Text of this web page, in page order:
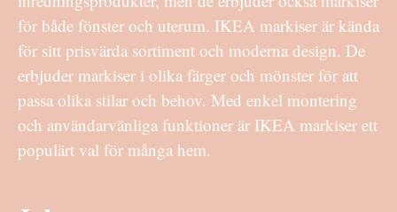
för både fönster och uterum. IKEA markiser är kända
för sitt prisvärda sortiment och moderna design. De
erbjuder markiser i olika färger och mönster för att
passa olika stilar och behov. Med enkel montering
och användarvänliga funktioner är IKEA markiser ett
populärt val för många hem.